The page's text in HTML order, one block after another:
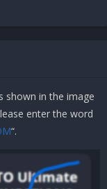
shown in the image
enter the word
“.